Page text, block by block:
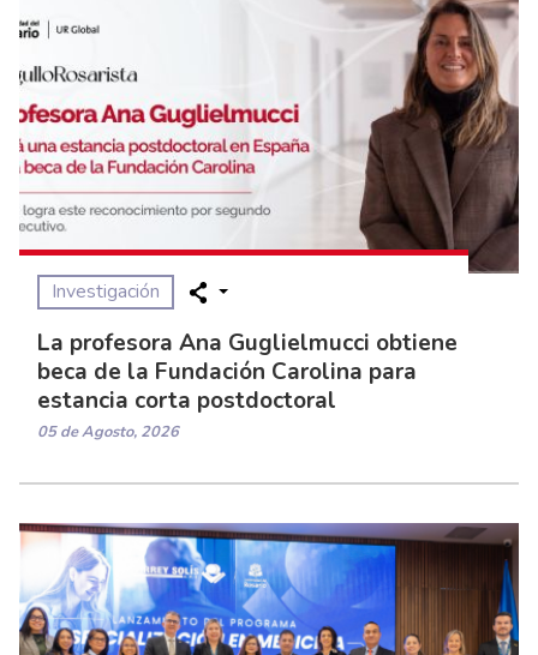
Investigación
La profesora Ana Guglielmucci obtiene
beca de la Fundación Carolina para
estancia corta postdoctoral
05 de Agosto, 2026